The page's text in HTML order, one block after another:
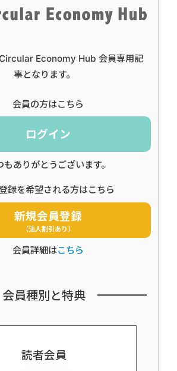
Economy Hub 会員専用記
事となります。
会員の方はこちら
ログイン
もありがとうございます。
録を希望される方はこちら
新規会員登録
（法人割引あり）
会員詳細はこちら
会員種別と特典
読者会員